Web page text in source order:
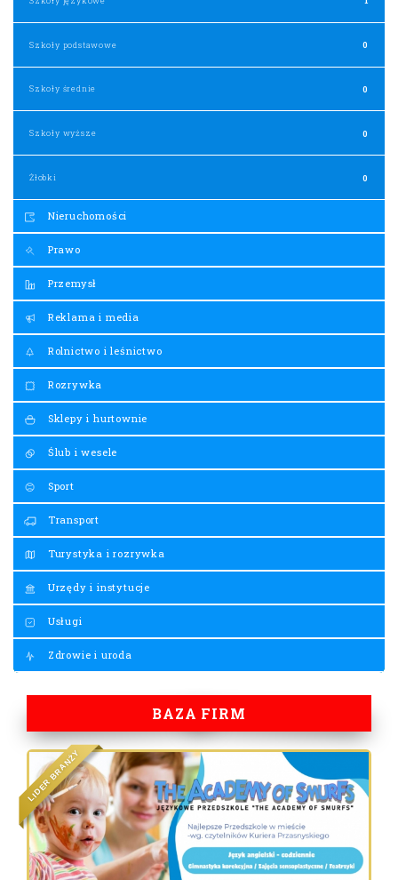
Szkoły podstawowe 0
Szkoły średnie 0
Szkoły wyższe 0
Żłobki 0
Nieruchomości
Prawo
Przemysł
Reklama i media
Rolnictwo i leśnictwo
Rozrywka
Sklepy i hurtownie
Ślub i wesele
Sport
Transport
Turystyka i rozrywka
Urzędy i instytucje
Usługi
Zdrowie i uroda
BAZA FIRM
LI
DER
BRANŻ
Y